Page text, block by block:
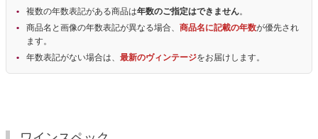
複数の年数表記がある商品は年数のご指定はできません。
商品名と画像の年数表記が異なる場合、 商品名に記載の年数が優先され
ます。
年数表記がない場合は、 最新のヴィンテージをお届けします。